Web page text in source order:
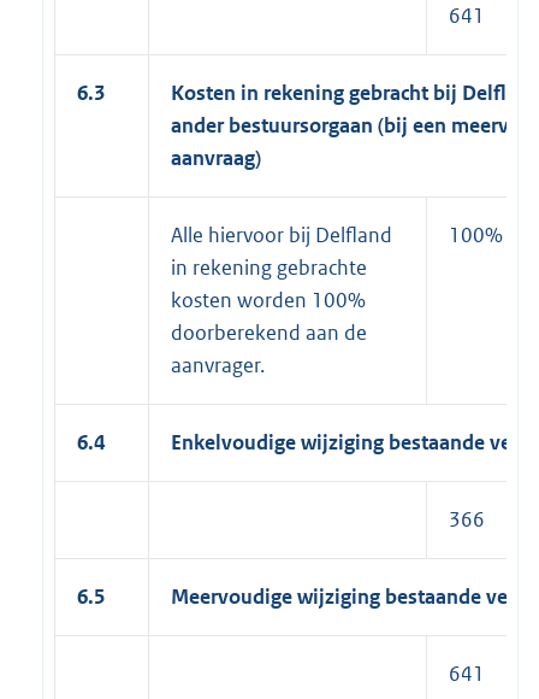
641
6.3
Kosten in rekening gebracht bij
ander bestuursorgaan (bij een
aanvraag)
Alle hiervoor bij Delfland
in rekening gebrachte
kosten worden 100%
doorberekend aan de
aanvrager.
100%
6.4 Enkelvoudige wijziging bestaande
366
6.5 Meervoudige wijziging bestaande
641